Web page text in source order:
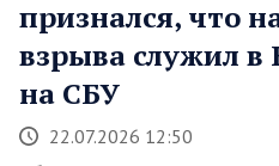
признался, что
взрыва служил в
на СБУ
22.07.2026 12:50